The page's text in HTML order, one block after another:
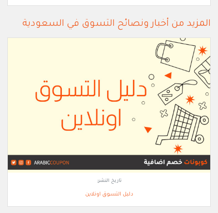
المزيد من أخبار ونصائح التسوق في السعودية
تاريخ النشر:
دليل التسوق اونلاين